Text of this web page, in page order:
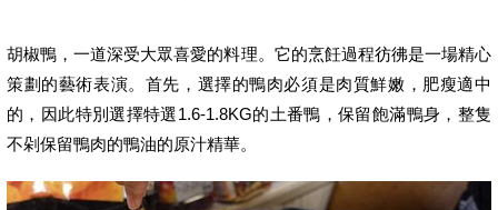
胡椒鴨，一道深受大眾喜愛的料理。它的烹飪過程彷彿是一場精心
策劃的藝術表演。首先，選擇的鴨肉必須是肉質鮮嫩，肥瘦適中
的，因此特別選擇特選1.6-1.8KG的土番鴨，保留飽滿鴨身，整隻
不剁保留鴨肉的鴨油的原汁精華。